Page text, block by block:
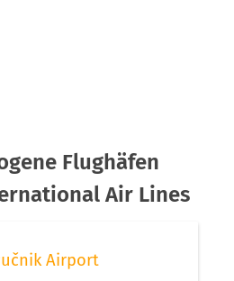
Flughäfen
Air Lines
Airport